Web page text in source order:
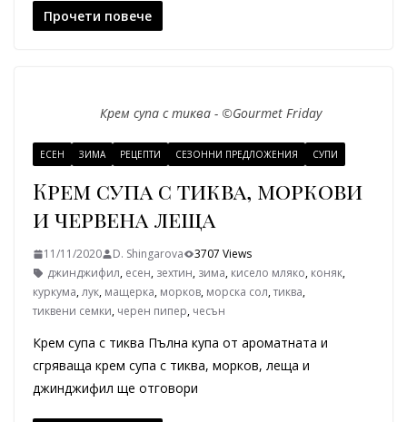
Прочети повече
Крем супа с тиква - ©Gourmet Friday
ЕСЕН ЗИМА РЕЦЕПТИ СЕЗОННИ ПРЕДЛОЖЕНИЯ СУПИ
Крем супа с тиква, моркови
и червена леща
11/11/2020 D. Shingarova
3707 Views
джинджифил, есен, зехтин, зима, кисело мляко, коняк,
куркума,лук, мащерка, морков, морска сол,тиква,
тиквени семки, черен пипер, чесън
Крем супа с тиква Пълна купа от ароматната и
сгряваща крем супа с тиква, морков, леща и
джинджифил ще отговори